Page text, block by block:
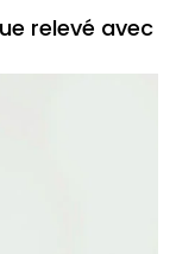
relevé avec